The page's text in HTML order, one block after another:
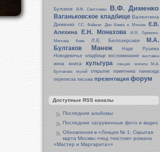
Булгаков В.М. Светлаева В.Ф. Дименко
Ваганьковское кладбище Валентина
Дименко
Г.С. Файман Дни Киева в Москве
Е.В.
Алехина
Е.Н. Монахова
И.Я. Горпенко-
Мягкова
Киев Л.Е. Белозерская
М.А.
Булгаков
Манеж
Надя Рушева
Новодевичье кладбище воспоминания выставка
жена книга культура лекция
могила М.А.
Булгакова
музей открытие памятника
панихида
переписка письма презентация форум
Доступные RSS каналы
Последние альбомы
Последние загруженные фото и видео
Обновления в «Лекция № 1: Скрытая
карта Москвы «под текстом» романа
«Мастер и Маргарита»»